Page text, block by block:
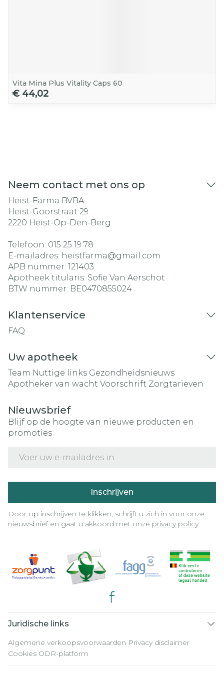
Vita Mina Plus Vitality Caps 60
€ 44,02
Neem contact met ons op
Heist-Farma BVBA
Heist-Goorstraat 29
2220 Heist-Op-Den-Berg
Telefoon: 015 25 19 78
E-mailadres: heistfarma@gmail.com
APB nummer: 121403
Apotheek titularis: Sofie Van Aerschot
BTW nummer: BE0470855024
Klantenservice
FAQ
Uw apotheek
Team Nuttige links Gezondheidsnieuws
Apotheker van wacht Voorschrift Zorgtarieven
Nieuwsbrief
Blijf op de hoogte van nieuwe producten en
promoties
Inschrijven
Door op inschrijven te klikken, schrijft u zich in voor onze
nieuwsbrief en gaat u akkoord met onze privacy policy.
Juridische links
Algemene verkoopsvoorwaarden Privacy disclaimer
Cookies ODR-platform